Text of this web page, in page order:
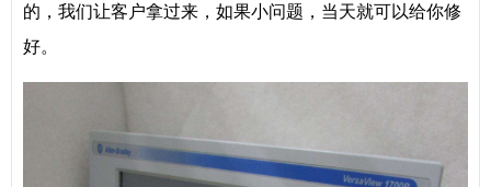
的，我们让客户拿过来，如果小问题，当天就可以给你修
好。